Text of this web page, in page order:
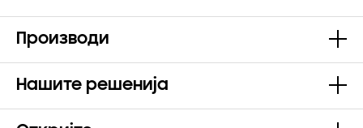
Производи
Нашите решенија